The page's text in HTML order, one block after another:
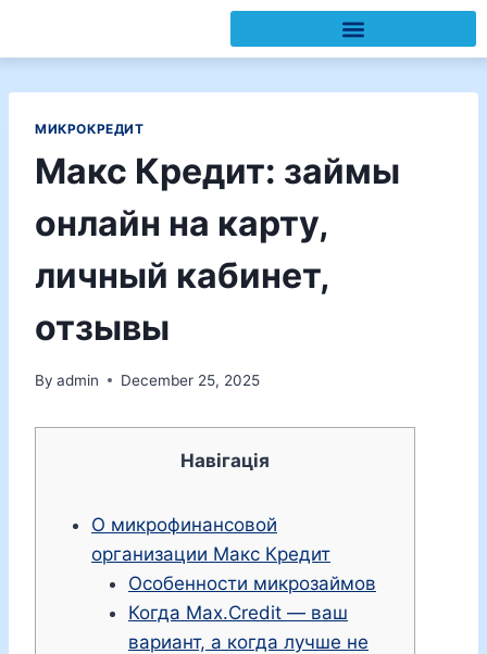
МИКРОКРЕДИТ
Макс Кредит: займы
онлайн на карту,
личный кабинет,
отзывы
By admin December 25, 2025
Навігація
О микрофинансовой
организации Макс Кредит
Особенности микрозаймов
Когда Max.Credit — ваш
вариант, а когда лучше не